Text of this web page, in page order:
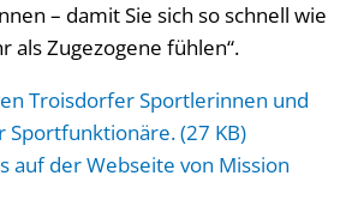
– damit Sie sich so schnell wie
als Zugezogene fühlen“.
Troisdorfer Sportlerinnen und
Sportfunktionäre. (27 KB)
auf der Webseite von Mission